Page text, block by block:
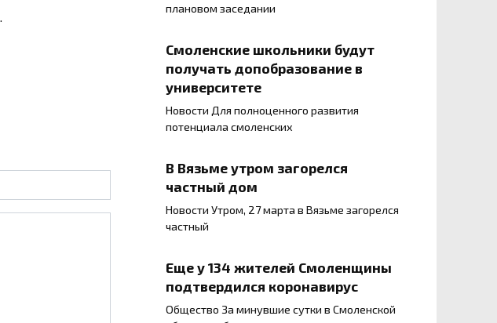
плановом заседании
Смоленские школьники будут
получать допобразование в
университете
Новости Для полноценного развития
потенциала смоленских
В Вязьме утром загорелся
частный дом
Новости Утром, 27 марта в Вязьме загорелся
частный
Еще у 134 жителей Смоленщины
подтвердился коронавирус
Общество За минувшие сутки в Смоленской